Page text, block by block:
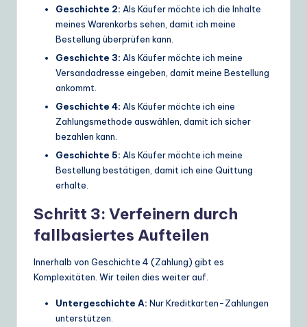
Geschichte 2: Als Käufer möchte ich die Inhalte
meines Warenkorbs sehen, damit ich meine
Bestellung überprüfen kann.
Geschichte 3: Als Käufer möchte ich meine
Versandadresse eingeben, damit meine Bestellung
ankommt.
Geschichte 4: Als Käufer möchte ich eine
Zahlungsmethode auswählen, damit ich sicher
bezahlen kann.
Geschichte 5: Als Käufer möchte ich meine
Bestellung bestätigen, damit ich eine Quittung
erhalte.
Schritt 3: Verfeinern durch
fallbasiertes Aufteilen
Innerhalb von Geschichte 4 (Zahlung) gibt es
Komplexitäten. Wir teilen dies weiter auf.
Untergeschichte A: Nur Kreditkarten-Zahlungen
unterstützen.